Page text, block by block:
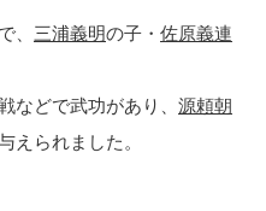
、 三浦義明の子・ 佐原義連
などで武功があり、 源頼朝
えられました。